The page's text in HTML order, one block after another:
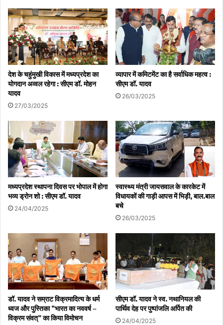
देश के चहुंमुखी विकास में मध्यप्रदेश का
योगदान अव्वल रहेगा : सीएम डॉ. मोहन
यादव
27/03/2025
व्यापार में कमिटमेंट का है सर्वाधिक महत्व :
सीएम डॉ. यादव
26/03/2025
मध्यप्रदेश स्थापना दिवस पर भोपाल में होगा
भव्य ड्रोन शो : सीएम डॉ. यादव
24/04/2025
स्वास्थ्य मंत्री जायसवाल के कारकेट में
विधायकों की गाड़ी आपस में भिड़ी, बाल.बाल
बचे
26/03/2025
डॉ. यादव ने सम्राट विक्रमादित्य के धर्म
ध्वज और पुस्तिका “भारत का नववर्ष –
विक्रम संवत्” का किया विमोचन
सीएम डॉ. यादव ने स्व. नथानियल की
पार्थिव देह पर पुष्पांजलि अर्पित की
24/04/2025